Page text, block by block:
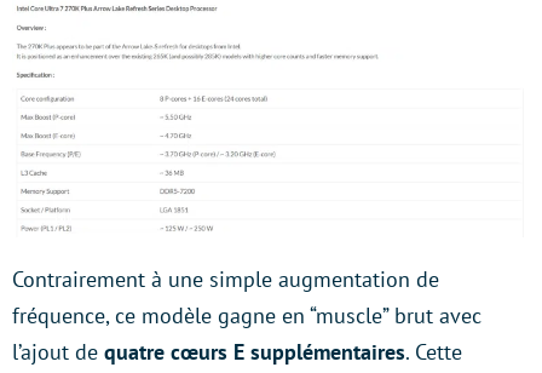
Contrairement à une simple augmentation de
fréquence, ce modèle gagne en “muscle” brut avec
l’ajout de quatre cœurs E supplémentaires. Cette